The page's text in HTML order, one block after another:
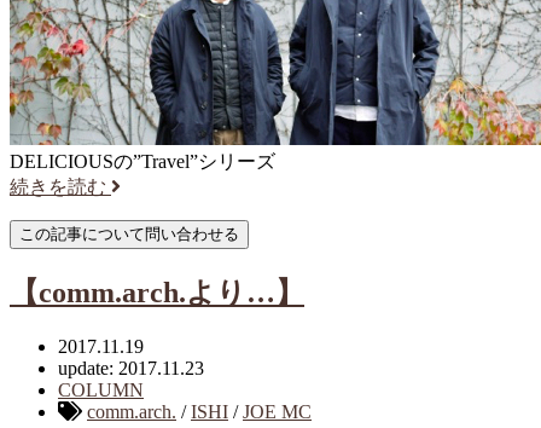
DELICIOUSの”Travel”シリーズ
続きを読む
【comm.arch.より…】
2017.11.19
update: 2017.11.23
COLUMN
comm.arch. /ISHI /JOE MC